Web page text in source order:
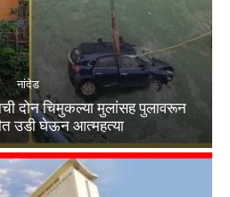
नांदेड
दोन चिमुकल्या मुलांसह पुलावरून
उडी घेऊन आत्महत्या